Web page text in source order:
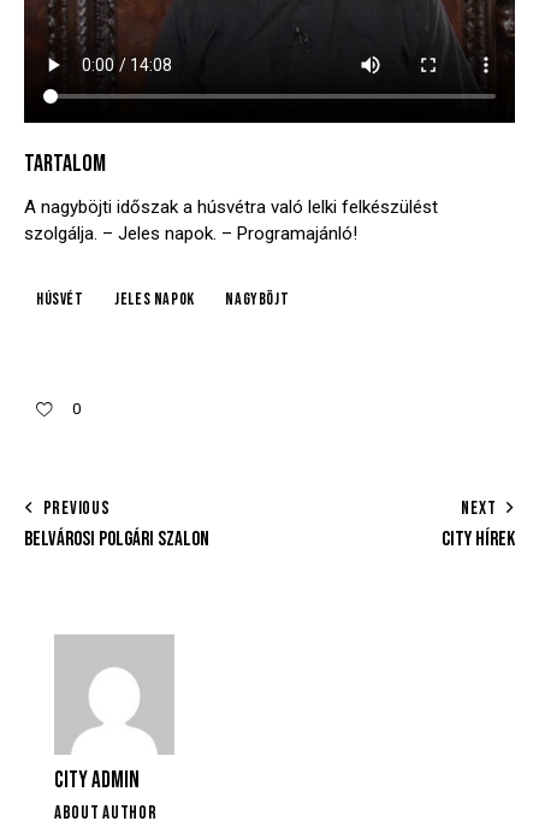
TARTALOM
A nagyböjti időszak a húsvétra való lelki felkészülést
szolgálja. – Jeles napok. – Programajánló!
húsvét jeles napok nagyböjt
0
PREVIOUS
BELVÁROSI POLGÁRI SZALON
NEXT
CITY HÍREK
CITY ADMIN
ABOUT AUTHOR